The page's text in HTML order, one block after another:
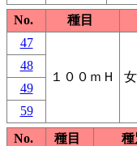
No.
種目
47
１００ｍＨ
48
49
59
No.
種目 種